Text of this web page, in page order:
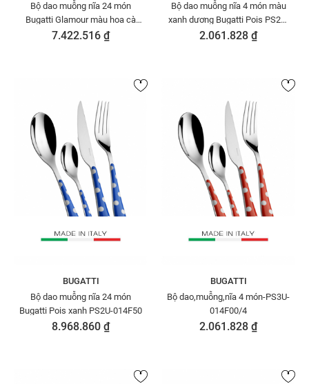
Bộ dao muỗng nĩa 24 món
Bugatti Glamour màu hoa cà
GLLU-021G50
7.422.516 ₫
Bộ dao muỗng nĩa 4 món màu
xanh dương Bugatti Pois PS2U-
014F00/4
2.061.828 ₫
BUGATTI
Bộ dao muỗng nĩa 24 món
Bugatti Pois xanh PS2U-014F50
8.968.860 ₫
BUGATTI
Bộ dao,muỗng,nĩa 4 món-PS3U-
014F00/4
2.061.828 ₫